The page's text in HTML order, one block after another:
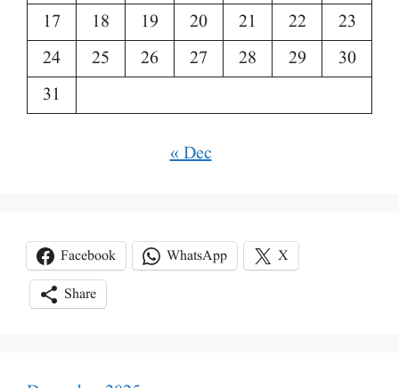
17
18 19 20 21 22
23
24
25 26 27 28 29
30
31
« Dec
Facebook WhatsApp
X
Share